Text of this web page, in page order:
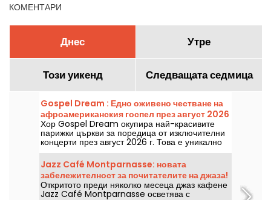
КОМЕНТАРИ
Днес Утре
Този уикенд Следващата седмица
Gospel Dream : Едно оживено честване на
афроамериканския госпел през август 2026
г. в Париж
Хор Gospel Dream окупира най-красивите
парижки църкви за поредица от изключителни
концерти през август 2026 г. Това е уникално
музикално изживяване, което празнува
надеждата, единството и устойчивостта чрез
автентичните песнопения на
Афроамериканската църква.
Jazz Café Montparnasse: новата
забележителност за почитателите на джаза!
Откритото преди няколко месеца джаз кафене
Jazz Café Montparnasse осветява с